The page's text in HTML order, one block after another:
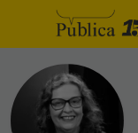
Skip to content